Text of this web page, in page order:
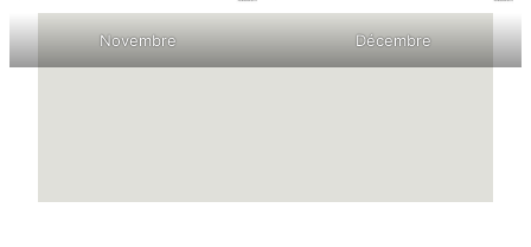
Novembre Décembre